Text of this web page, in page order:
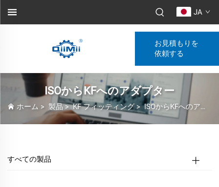
JA
お見積もりを
依頼する
ISOからKFへのアダプター
ホーム > 製品>KF フィッティング>ISOからKFへのアダプター
すべての製品